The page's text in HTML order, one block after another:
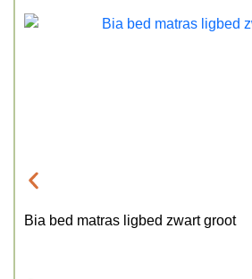
Bia bed matras ligbed zwart groot